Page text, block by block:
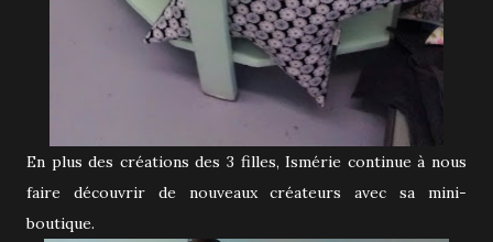
En plus des créations des 3 filles, Ismérie continue à nous
faire découvrir de nouveaux créateurs avec sa mini-
boutique.